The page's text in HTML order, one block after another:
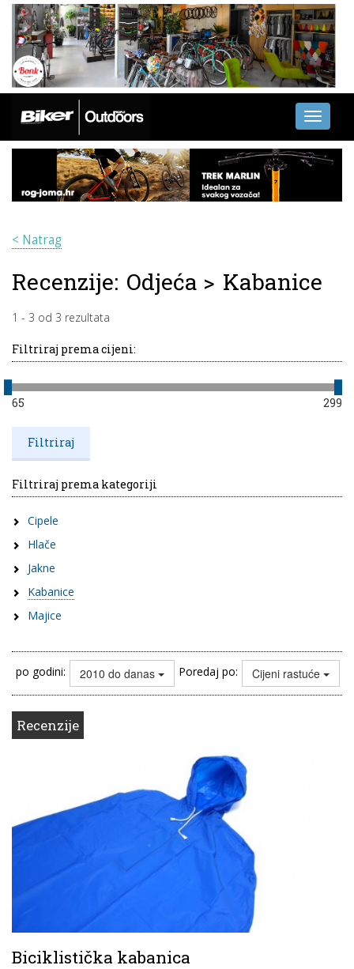
Toggle
< Natrag
Recenzije: Odjeća > Kabanice
1 - 3 od 3 rezultata
Filtriraj prema cijeni:
65 299
Filtriraj prema kategoriji
Cipele
Hlače
Jakne
Kabanice
Majice
po godini: 2010 do danas Poredaj po: Cijeni rastuće
Recenzije
Biciklistička kabanica